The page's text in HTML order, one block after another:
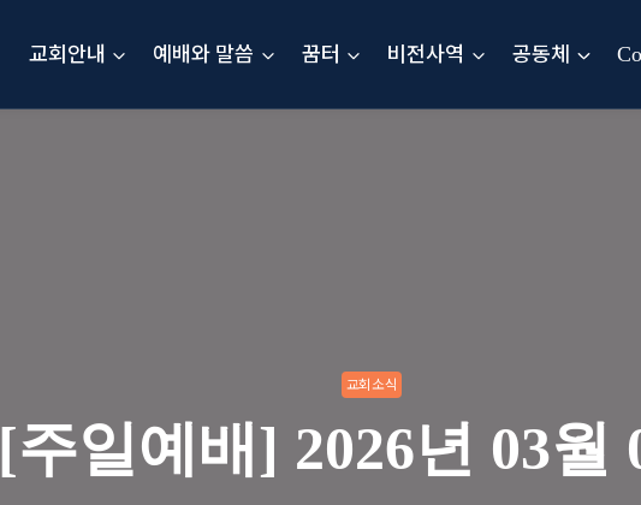
교회안내 예배와 말씀 꿈터 비전사역 공동체
교회소식
[주일예배] 2026년 03월